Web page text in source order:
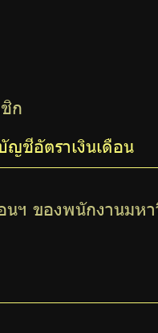
ก
ญชีอัตราเงินเดือน
นฯ ของพนักงานมห